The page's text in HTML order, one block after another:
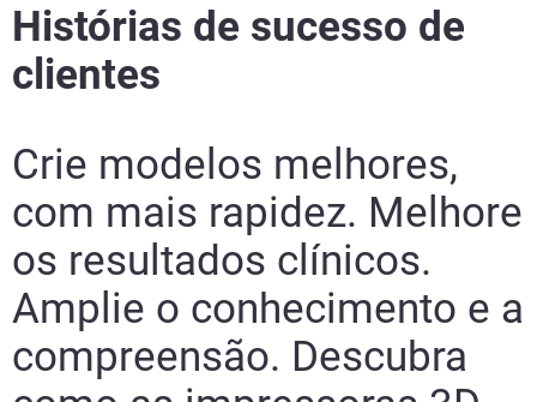
Histórias de sucesso de
clientes
Crie modelos melhores,
com mais rapidez. Melhore
os resultados clínicos.
Amplie o conhecimento e a
compreensão. Descubra